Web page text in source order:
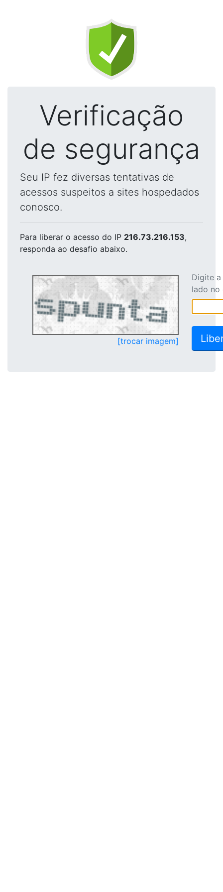
Verificação
de segurança
Seu IP fez diversas tentativas de
acessos suspeitos a sites hospedados
conosco.
Para liberar o acesso do IP 216.73.216.153,
responda ao desafio abaixo.
[trocar imagem]
Digite
lado no